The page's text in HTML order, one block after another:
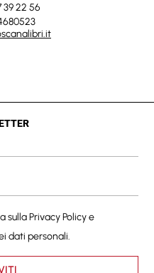
39 22 56
sullaPrivacy Policye
dati personali.